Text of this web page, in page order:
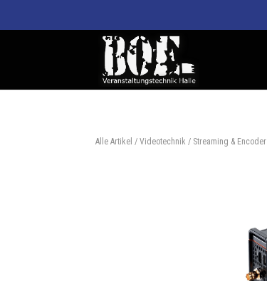
Alle Artikel /Videotechnik / Streaming & Encoder